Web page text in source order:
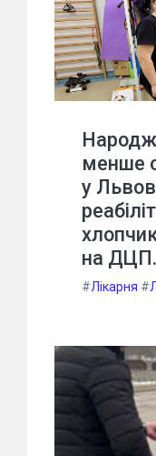
менше
у
на ДЦП.
#Лікарня #